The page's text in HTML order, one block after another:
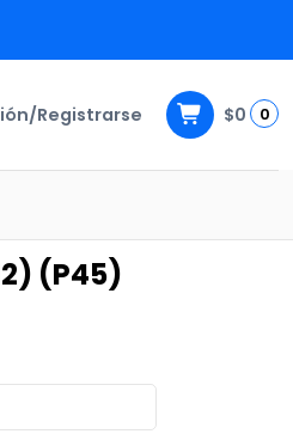
Registrarse $0 0
(P45)